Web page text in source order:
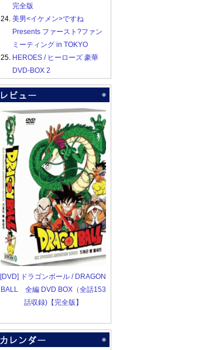
完全版
24. 美男<イケメン>ですね
Presents ファースト?ファン
ミーティング in TOKYO
25. HEROES / ヒーローズ 豪華
DVD-BOX 2
[DVD] ドラゴンボール / DRAGON
BALL 全編 DVD BOX（全話153
話収録)【完全版】